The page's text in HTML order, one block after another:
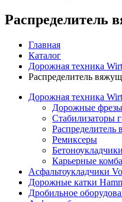
Распределитель
Главная
Каталог
Дорожная техника
Распределитель
Дорожная техника
Дорожные
Стабилизаторы
Распределитель
Ремиксеры
Карьерные
Асфальтоукладчики
Дорожные катки
Дробильное